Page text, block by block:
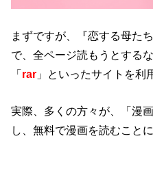
まずですが、『恋する母た
で、全ページ読もうとする
「rar 」といったサイトを利
実際、多くの方々が、「漫
し、無料で漫画を読むこと